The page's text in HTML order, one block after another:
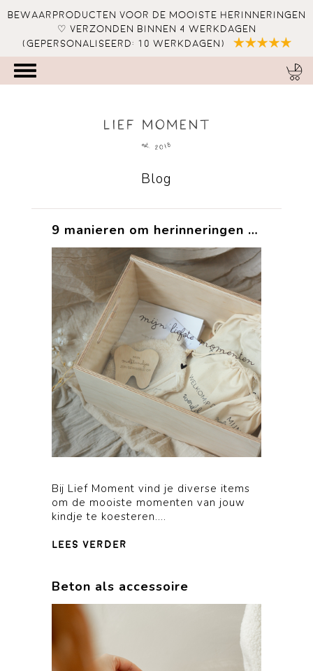
Bewaarproducten voor de mooiste herinneringen
♡ verzonden binnen 4 werkdagen
(gepersonaliseerd: 10 werkdagen)
Blog
9 manieren om herinneringen te bewaren
Bij Lief Moment vind je diverse items
om de mooiste momenten van jouw
kindje te koesteren....
lees verder
Beton als accessoire